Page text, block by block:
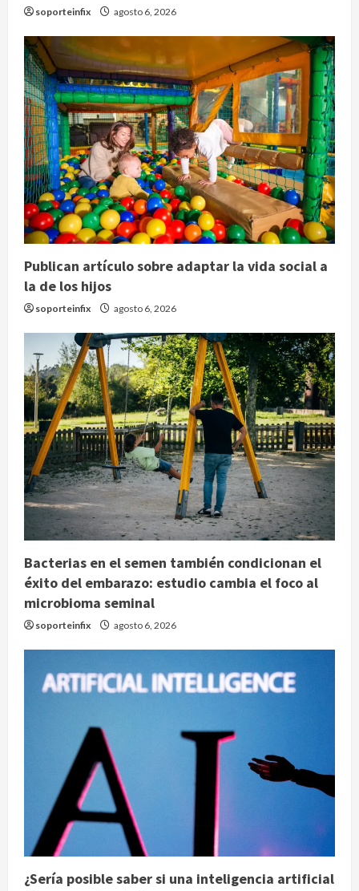
soporteinfix agosto 6, 2026
Publican artículo sobre adaptar la vida social a
la de los hijos
soporteinfix agosto 6, 2026
Bacterias en el semen también condicionan el
éxito del embarazo: estudio cambia el foco al
microbioma seminal
soporteinfix agosto 6, 2026
¿Sería posible saber si una inteligencia artificial